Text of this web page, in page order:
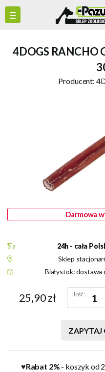
4DOGS RANCHO
Producent:
Darmowa
24h - cała
Sklep
Białystok: dostawa
25,90 zł ilość:
ZAPYTAJ
♥Rabat 2% - koszyk od